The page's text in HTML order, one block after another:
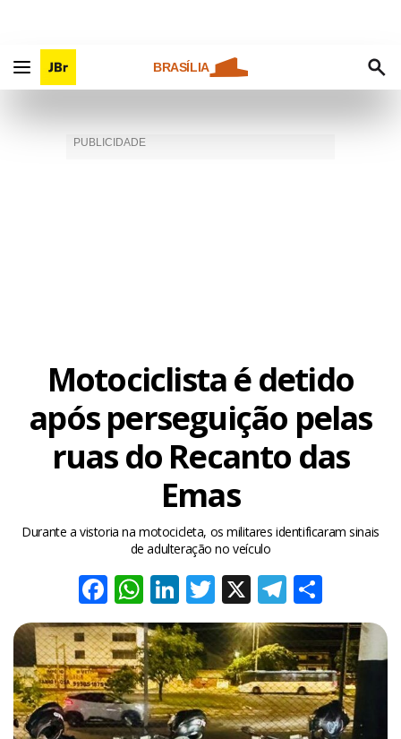
BRASÍLIA
Motociclista é detido
após perseguição pelas
ruas do Recanto das
Emas
Durante a vistoria na motocicleta, os militares identificaram sinais
de adulteração no veículo
Facebook
WhatsApp
LinkedIn
Twitter
X